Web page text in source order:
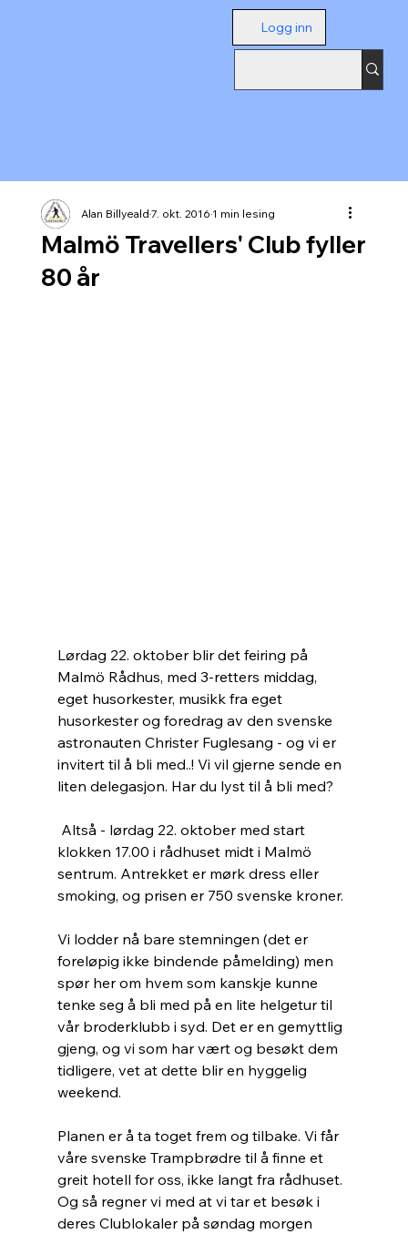
Logg inn
Malmö Travellers' Club fyller
80 år
Alan Billyeald7. okt. 20161 min lesing
Lørdag 22. oktober blir det feiring på
Malmö Rådhus, med 3-retters middag,
eget husorkester, musikk fra eget
husorkester og foredrag av den svenske
astronauten Christer Fuglesang - og vi er
invitert til å bli med..! Vi vil gjerne sende en
liten delegasjon. Har du lyst til å bli med?
klokken 17.00 i rådhuset midt i Malmö
sentrum. Antrekket er mørk dress eller
smoking, og prisen er 750 svenske kroner.
Vi lodder nå bare stemningen (det er
foreløpig ikke bindende påmelding) men
spør her om hvem som kanskje kunne
tenke seg å bli med på en lite helgetur til
vår broderklubb i syd. Det er en gemyttlig
gjeng, og vi som har vært og besøkt dem
tidligere, vet at dette blir en hyggelig
weekend.
Planen er å ta toget frem og tilbake. Vi får
våre svenske Trampbrødre til å finne et
greit hotell for oss, ikke langt fra rådhuset.
Og så regner vi med at vi tar et besøk i
deres Clublokaler på søndag morgen